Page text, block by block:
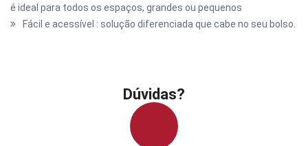
é ideal para todos os espaços, grandes ou pequenos
Fácil e acessível : solução diferenciada que cabe no seu bolso.
Dúvidas?